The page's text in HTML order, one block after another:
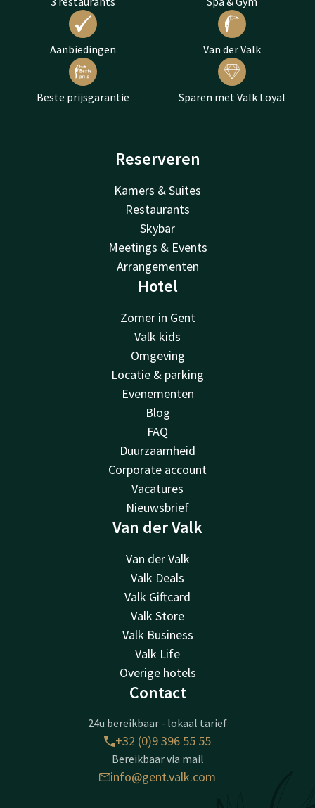
Aanbiedingen Van der Valk
Beste prijsgarantie Sparen met Valk Loyal
Reserveren
Kamers & Suites
Restaurants
Skybar
Meetings & Events
Arrangementen
Hotel
Zomer in Gent
Valk kids
Omgeving
Locatie & parking
Evenementen
Blog
FAQ
Duurzaamheid
Corporate account
Vacatures
Nieuwsbrief
Van der Valk
Van der Valk
Valk Deals
Valk Giftcard
Valk Store
Valk Business
Valk Life
Overige hotels
Contact
24u bereikbaar - lokaal tarief
+32 (0)9 396 55 55
Bereikbaar via mail
info@gent.valk.com